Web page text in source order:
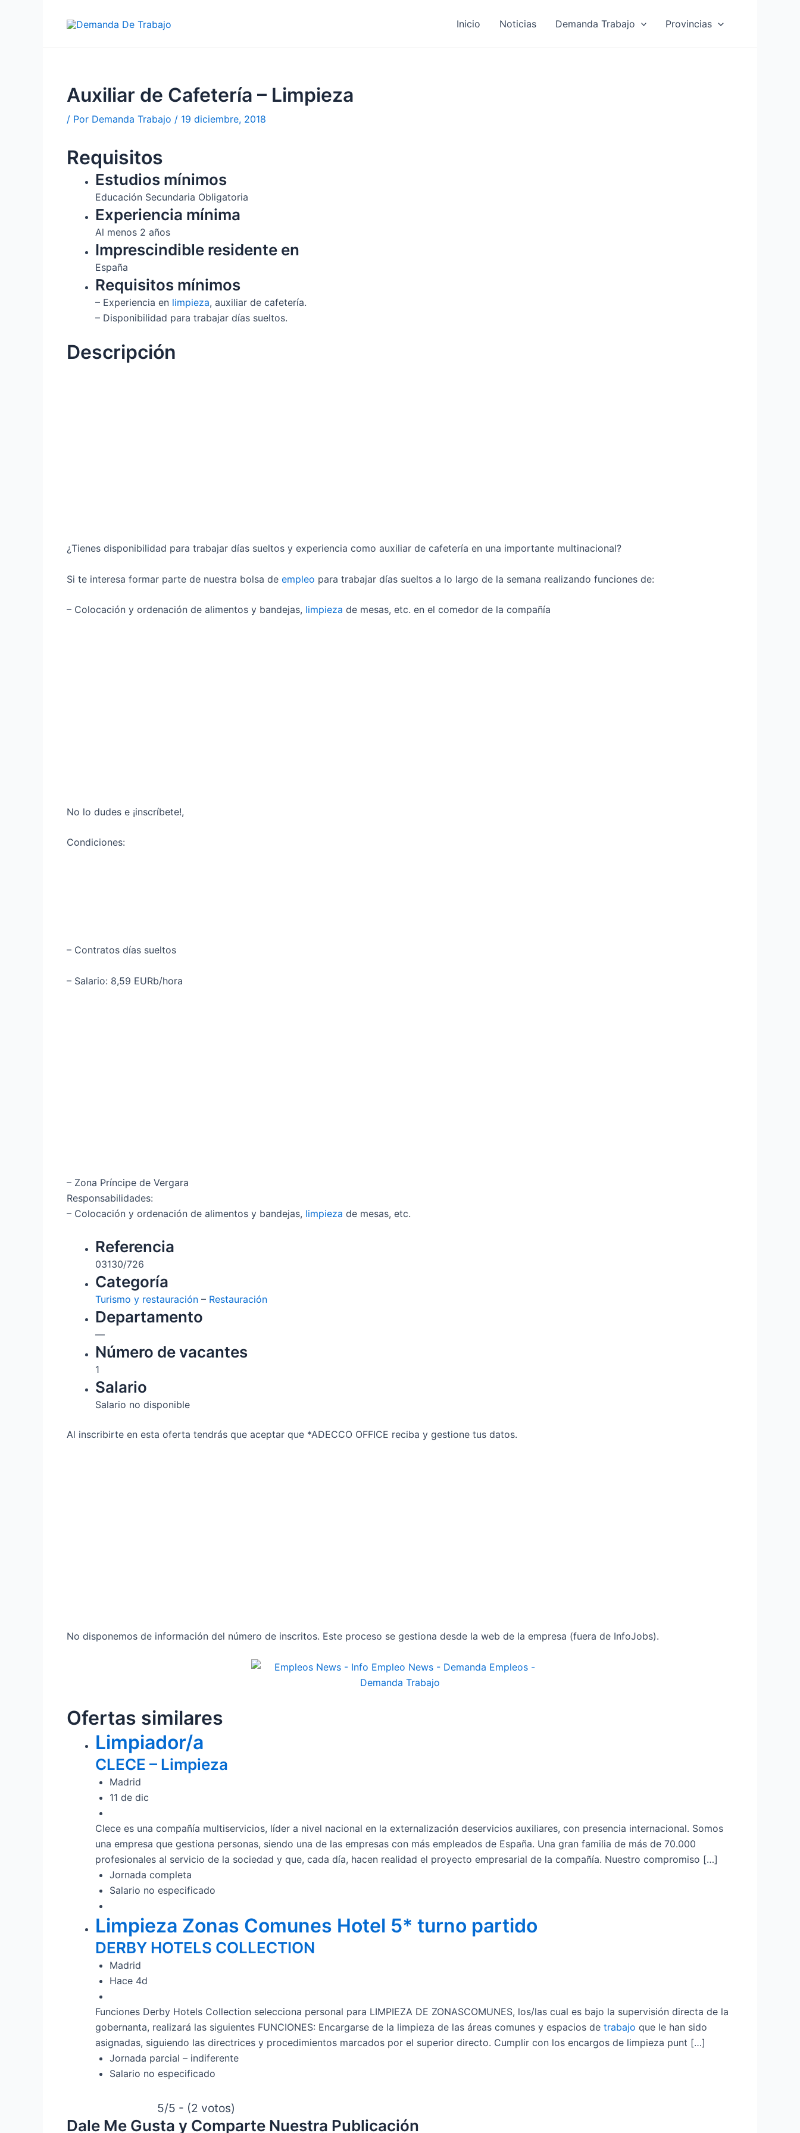
Inicio Noticias Demanda Trabajo Provincias
Auxiliar de Cafetería – Limpieza
/ Por Demanda Trabajo / 19 diciembre, 2018
Requisitos
Estudios mínimos
Educación Secundaria Obligatoria
Experiencia mínima
Al menos 2 años
Imprescindible residente en
España
Requisitos mínimos
– Experiencia en limpieza, auxiliar de cafetería.
– Disponibilidad para trabajar días sueltos.
Descripción
¿Tienes disponibilidad para trabajar días sueltos y experiencia como auxiliar de cafetería en una importante multinacional?
Si te interesa formar parte de nuestra bolsa de empleo para trabajar días sueltos a lo largo de la semana realizando funciones de:
– Colocación y ordenación de alimentos y bandejas, limpieza de mesas, etc. en el comedor de la compañía
No lo dudes e ¡inscríbete!,
Condiciones:
– Contratos días sueltos
– Salario: 8,59 EURb/hora
– Zona Príncipe de Vergara
Responsabilidades:
– Colocación y ordenación de alimentos y bandejas, limpieza de mesas, etc.
Referencia
03130/726
Categoría
Turismo y restauración – Restauración
Departamento
—
Número de vacantes
1
Salario
Salario no disponible
Al inscribirte en esta oferta tendrás que aceptar que *ADECCO OFFICE reciba y gestione tus datos.
No disponemos de información del número de inscritos. Este proceso se gestiona desde la web de la empresa (fuera de InfoJobs).
Ofertas similares
Limpiador/a
CLECE – Limpieza
Madrid
11 de dic
Clece es una compañía multiservicios, líder a nivel nacional en la externalización deservicios auxiliares, con presencia internacional. Somos
una empresa que gestiona personas, siendo una de las empresas con más empleados de España. Una gran familia de más de 70.000
profesionales al servicio de la sociedad y que, cada día, hacen realidad el proyecto empresarial de la compañía. Nuestro compromiso […]
Jornada completa
Salario no especificado
Limpieza Zonas Comunes Hotel 5* turno partido
DERBY HOTELS COLLECTION
Madrid
Hace 4d
Funciones Derby Hotels Collection selecciona personal para LIMPIEZA DE ZONASCOMUNES, los/las cual es bajo la supervisión directa de la
gobernanta, realizará las siguientes FUNCIONES: Encargarse de la limpieza de las áreas comunes y espacios de trabajo que le han sido
asignadas, siguiendo las directrices y procedimientos marcados por el superior directo. Cumplir con los encargos de limpieza punt […]
Jornada parcial – indiferente
Salario no especificado
5/5 - (2 votos)
Dale Me Gusta y Comparte Nuestra Publicación